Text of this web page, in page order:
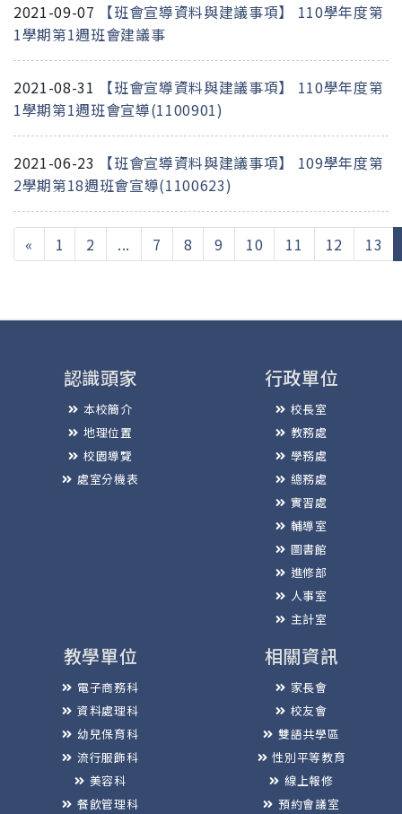
2021-09-07
【班會宣導資料與建議事項】 110學年度第
1學期第1週班會建議事
2021-08-31
【班會宣導資料與建議事項】 110學年度第
1學期第1週班會宣導(1100901)
2021-06-23
【班會宣導資料與建議事項】 109學年度第
2學期第18週班會宣導(1100623)
« 1 2 ... 7 8 9 10 11 12 13
認識頭家
本校簡介
地理位置
校園導覽
處室分機表
行政單位
校長室
教務處
學務處
總務處
實習處
輔導室
圖書館
進修部
人事室
主計室
教學單位
電子商務科
資料處理科
幼兒保育科
流行服飾科
美容科
餐飲管理科
相關資訊
家長會
校友會
雙語共學區
性別平等教育
線上報修
預約會議室